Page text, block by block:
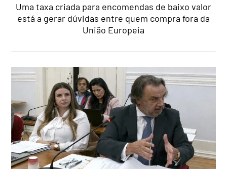
Uma taxa criada para encomendas de baixo valor
está a gerar dúvidas entre quem compra fora da
União Europeia